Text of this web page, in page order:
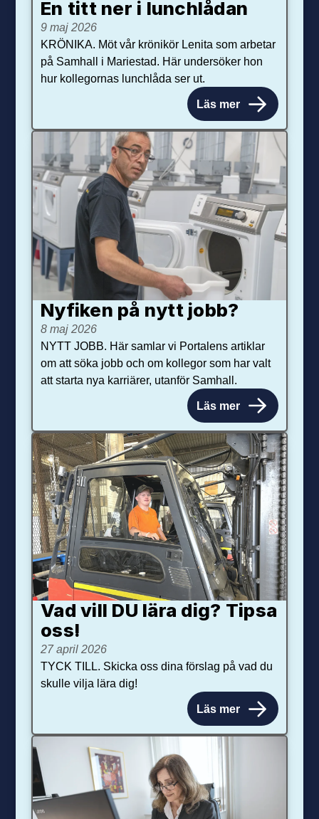
En titt ner i lunchlådan
9 maj 2026
KRÖNIKA. Möt vår krönikör Lenita som arbetar
på Samhall i Mariestad. Här undersöker hon
hur kollegornas lunchlåda ser ut.
Läs mer
Nyfiken på nytt jobb?
8 maj 2026
NYTT JOBB. Här samlar vi Portalens artiklar
om att söka jobb och om kollegor som har valt
att starta nya karriärer, utanför Samhall.
Läs mer
Vad vill DU lära dig? Tipsa
oss!
27 april 2026
TYCK TILL. Skicka oss dina förslag på vad du
skulle vilja lära dig!
Läs mer